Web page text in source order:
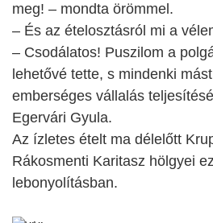
meg! – mondta örömmel.
– És az ételosztásról mi a
– Csodálatos! Puszilom a
lehetővé tette, s mindenki
emberséges vállalás
Egervári Gyula.
Az ízletes ételt ma délelőtt
Rákosmenti Karitasz hölgyei
lebonyolításban.